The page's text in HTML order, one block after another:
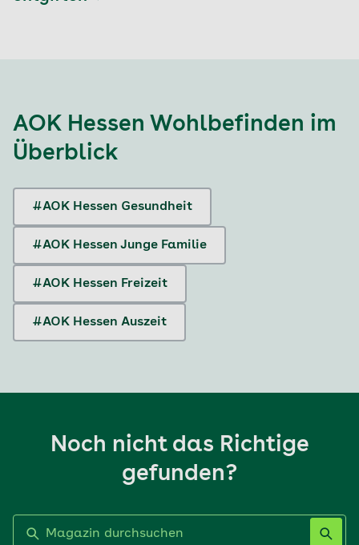
AOK Hessen Wohlbefinden im
Überblick
#AOK Hessen Gesundheit
#AOK Hessen Junge Familie
#AOK Hessen Freizeit
#AOK Hessen Auszeit
Noch nicht das Richtige
gefunden?